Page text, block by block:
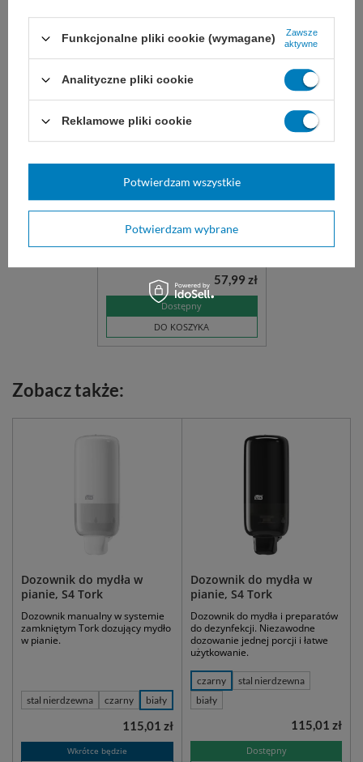
Delikatne mydło w pianie,
Delikatne mydło stosowane do
łagodny zapach, działanie
odżywcze. Dozowane z pomocą
Dostępny
DO KOSZYKA
57,99 zł
Zobacz także:
Dozownik do mydła w
pianie, S4 Tork
Dozownik manualny w systemie
zamkniętym Tork dozujący mydło
w pianie.
stal nierdzewna czarny biały
Wkrótce będzie
115,01 zł
Dozownik do mydła w
pianie, S4 Tork
Dozownik do mydła i preparatów
do dezynfekcji. Niezawodne
dozowanie jednej porcji i łatwe
użytkowanie.
czarny
stal nierdzewna
biały
Dostępny
115,01 zł
Funkcjonalne pliki cookie (wymagane)
Zawsze
aktywne
Analityczne pliki cookie
Reklamowe pliki cookie
Potwierdzam wybrane
Potwierdzam wszystkie